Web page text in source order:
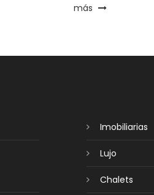
más
Imobiliarias
Lujo
Chalets